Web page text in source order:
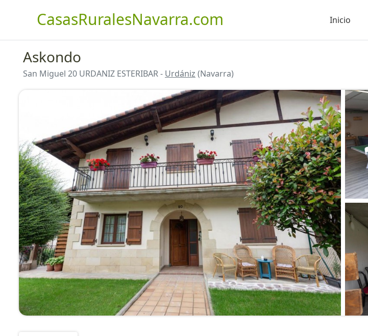
CasasRuralesNavarra.com Inicio
Askondo
San Miguel 20 URDANIZ ESTERIBAR - Urdániz (Navarra)